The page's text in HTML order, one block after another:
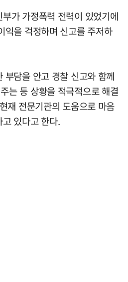
가 가정폭력 전력이 있었기에
익을 걱정하며 신고를 주저하
부담을 안고 경찰 신고와 함께
는 등 상황을 적극적으로 해결
재 전문기관의 도움으로 마음
있다고 한다.